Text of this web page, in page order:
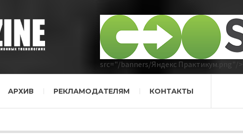
src="/banners/Яндекс Практикум.png"/>
АРХИВ РЕКЛАМОДАТЕЛЯМ КОНТАКТЫ